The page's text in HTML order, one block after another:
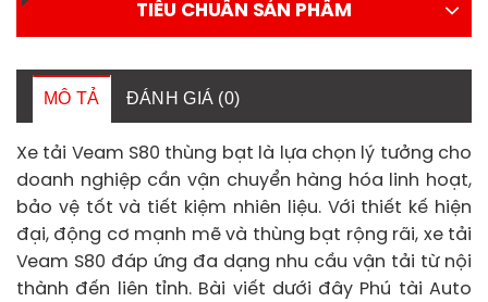
TIÊU CHUẨN SẢN PHẨM
MÔ TẢ ĐÁNH GIÁ (0)
Xe tải Veam S80 thùng bạt là lựa chọn lý tưởng cho
doanh nghiệp cần vận chuyển hàng hóa linh hoạt,
bảo vệ tốt và tiết kiệm nhiên liệu. Với thiết kế hiện
đại, động cơ mạnh mẽ và thùng bạt rộng rãi, xe tải
Veam S80 đáp ứng đa dạng nhu cầu vận tải từ nội
thành đến liên tỉnh. Bài viết dưới đây Phú tài Auto